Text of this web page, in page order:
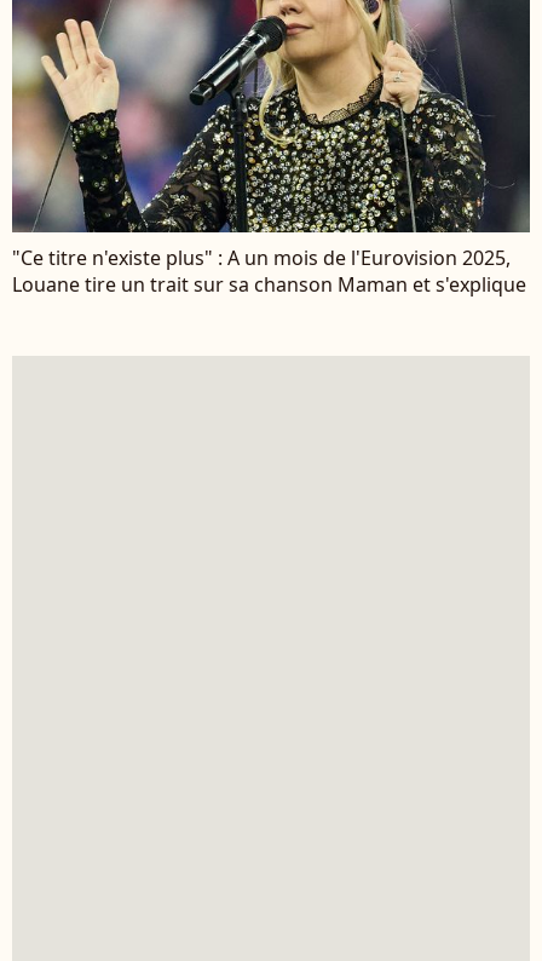
"Ce titre n'existe plus" : A un mois de l'Eurovision 2025,
Louane tire un trait sur sa chanson Maman et s'explique